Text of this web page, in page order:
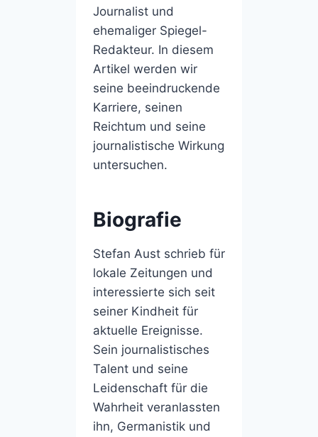
Journalist und
ehemaliger Spiegel-
Redakteur. In diesem
Artikel werden wir
seine beeindruckende
Karriere, seinen
Reichtum und seine
journalistische Wirkung
untersuchen.
Biografie
Stefan Aust schrieb für
lokale Zeitungen und
interessierte sich seit
seiner Kindheit für
aktuelle Ereignisse.
Sein journalistisches
Talent und seine
Leidenschaft für die
Wahrheit veranlassten
ihn, Germanistik und